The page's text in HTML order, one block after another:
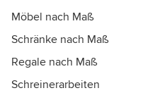
-Rauchschutz
-Klimaschutz
-Schallschutz
Möbel nach Maß
Schränke nach Maß
Regale nach Maß
Schreinerarbeiten